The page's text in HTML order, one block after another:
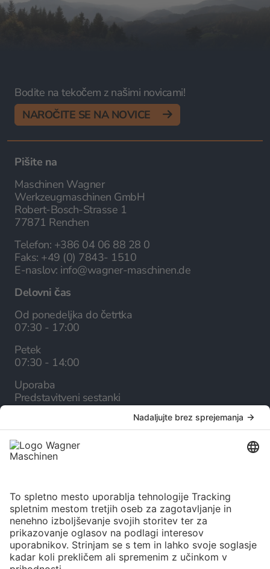
Bodite na tekočem z našimi novicami!
NAROČITE SE NA NOVICE
Pišite na
Maschinen Wagner
Werkzeugmaschinen GmbH
Robert-Bosch-Strasse 1
77871 Renchen
Telefon: +386 04 06 88 28 0
Faks: +49 (0) 7843- 1510
E-naslov: info@wagner-maschinen.de
Delovni čas
Od ponedeljka do četrtka
07:30 - 17:00
Petek
07:30 - 14:00
Uporaba
Predstavitveni sestanki
O nas
Kariera
Novice
Izbira jezika